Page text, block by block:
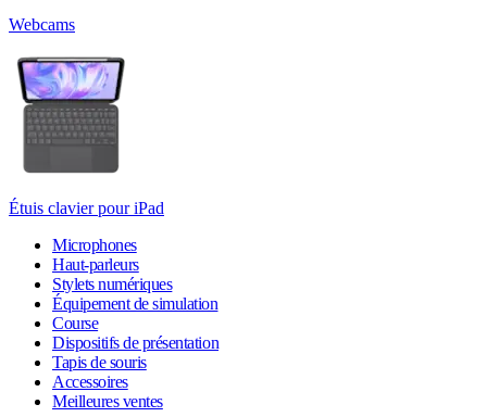
Webcams
Étuis clavier pour iPad
Microphones
Haut-parleurs
Stylets numériques
Équipement de simulation
Course
Dispositifs de présentation
Tapis de souris
Accessoires
Meilleures ventes